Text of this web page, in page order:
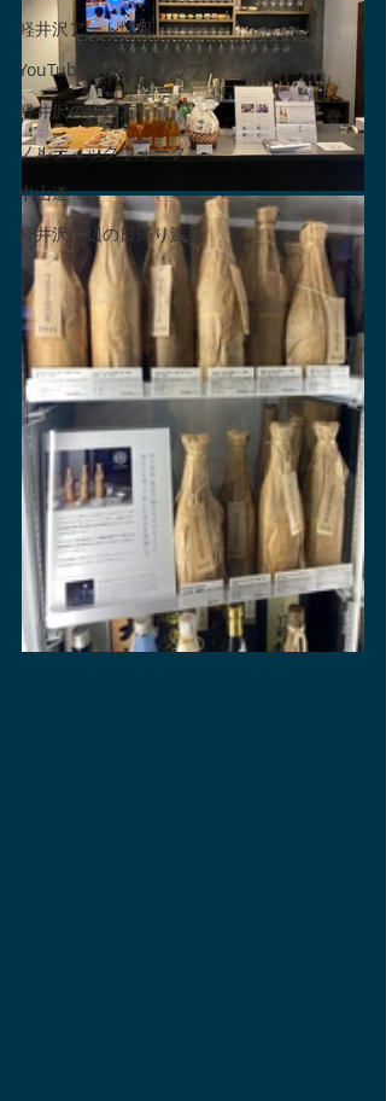
軽井沢アート情報
YouTube軽井沢トリップ
軽井沢の歩き方
ノルディックウォーク
中山道
軽井沢周辺の日帰り温泉